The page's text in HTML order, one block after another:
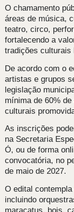
O chamamento
áreas de música,
teatro, circo,
fortalecendo a
tradições culturais
De acordo com o
artistas e grupos
legislação
mínima de 60%
culturais
As inscrições
na Secretaria
Ó, ou de forma
convocatória, no
de maio de 2027.
O edital
incluindo
maracatus, bois,